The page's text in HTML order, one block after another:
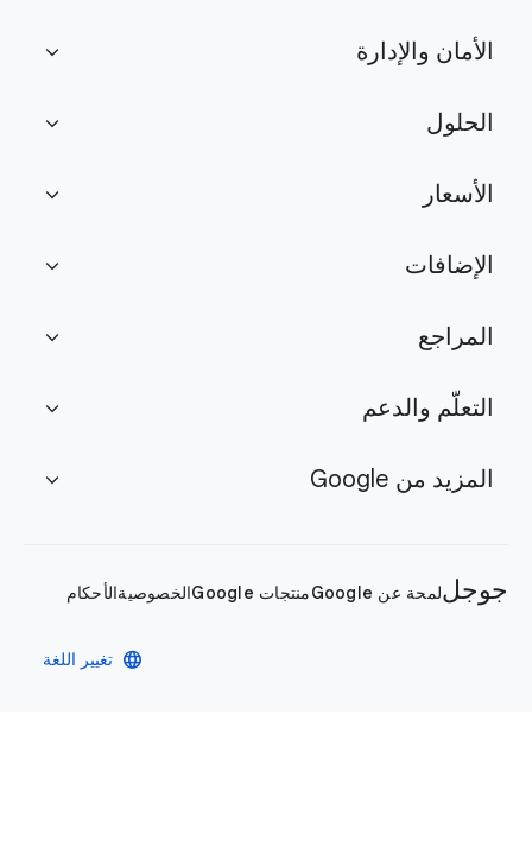
الأمان والإدارة expand_more
الحلول expand_more
الأسعار expand_more
الإضافات expand_more
المراجع expand_more
التعلّم والدعم expand_more
المزيد من Google expand_more
جوجللمحة عن Google منتجات Google الخصوصيةالأحكام
language تغيير اللغة